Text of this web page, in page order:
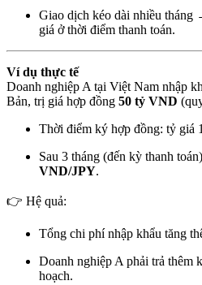
Giao dịch kéo dài nhiều
giá ở thời điểm thanh toán.
Ví dụ thực tế
Doanh nghiệp A tại Việt Nam nhập
Bản, trị giá hợp đồng 50 tỷ VND
Thời điểm ký hợp đồng: tỷ giá
Sau 3 tháng (đến kỳ thanh
VND/JPY.
👉 Hệ quả:
Tổng chi phí nhập khẩu tăng
Doanh nghiệp A phải trả thêm
hoạch.